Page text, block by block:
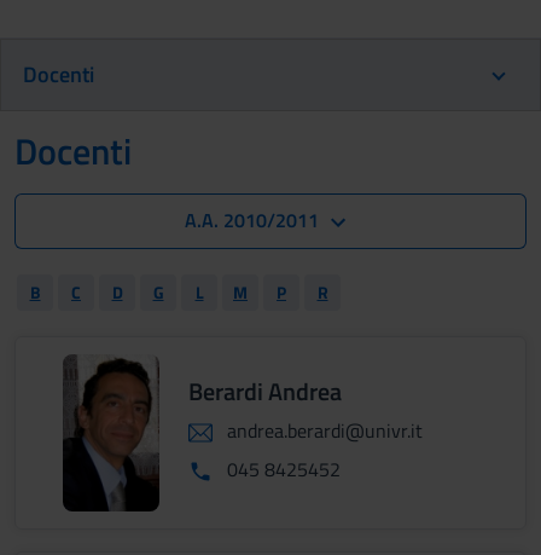
Docenti
Docenti
A.A. 2010/2011
B C D G L M P R
Berardi Andrea
andrea.berardi@univr.it
045 8425452